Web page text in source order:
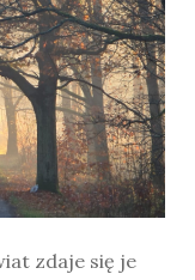
zdaje się je